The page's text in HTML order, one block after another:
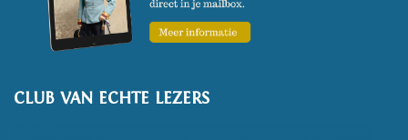
CLUB VAN ECHTE LEZERS